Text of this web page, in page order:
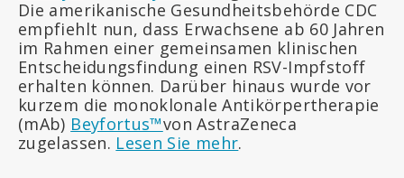
Die amerikanische Gesundheitsbehörde CDC
empfiehlt nun, dass Erwachsene ab 60 Jahren
im Rahmen einer gemeinsamen klinischen
Entscheidungsfindung einen RSV-Impfstoff
erhalten können. Darüber hinaus wurde vor
kurzem die monoklonale Antikörpertherapie
(mAb) Beyfortus™von AstraZeneca
zugelassen. Lesen Sie mehr.